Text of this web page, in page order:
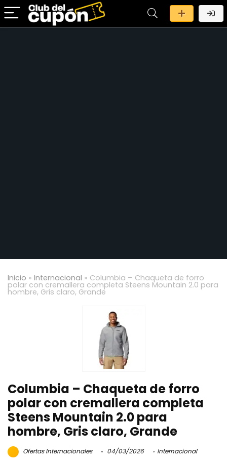
Inicio » Internacional » Columbia – Chaqueta de forro
polar con cremallera completa Steens Mountain 2.0 para
hombre, Gris claro, Grande
Columbia – Chaqueta de forro
polar con cremallera completa
Steens Mountain 2.0 para
hombre, Gris claro, Grande
Ofertas Internacionales 04/03/2026 Internacional